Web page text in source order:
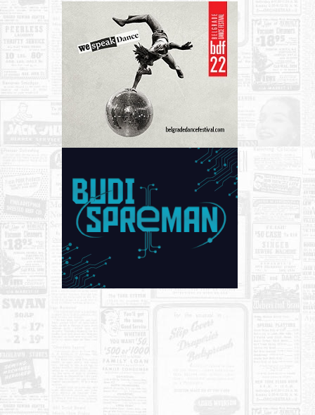
Nega lica i tela
Shopping
Sve za venčanje
Sve za decu
Kuća i bašta
Gastronomija
Sport i rekreacija
Zdravlje i medicina
Hobi i razonoda
UPIS FIRMI
MARKETING
KONTAKT
O NAMA